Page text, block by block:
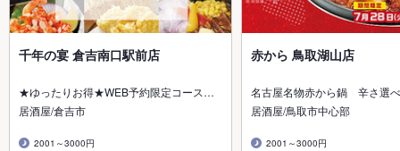
千年の宴 倉吉南口駅前店
★ゆったりお得★WEB予約限定コース…
居酒屋/倉吉市
2001～3000円
赤から 鳥取湖山店
名古屋名物赤から鍋 辛さ選
居酒屋/鳥取市中心部
2001～3000円